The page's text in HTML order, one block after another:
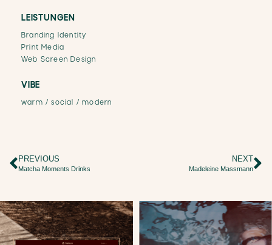
LEISTUNGEN
Branding Identity
Print Media
Web Screen Design
VIBE
warm / social / modern
PREVIOUS
Matcha Moments Drinks
NEXT
Madeleine Massmann